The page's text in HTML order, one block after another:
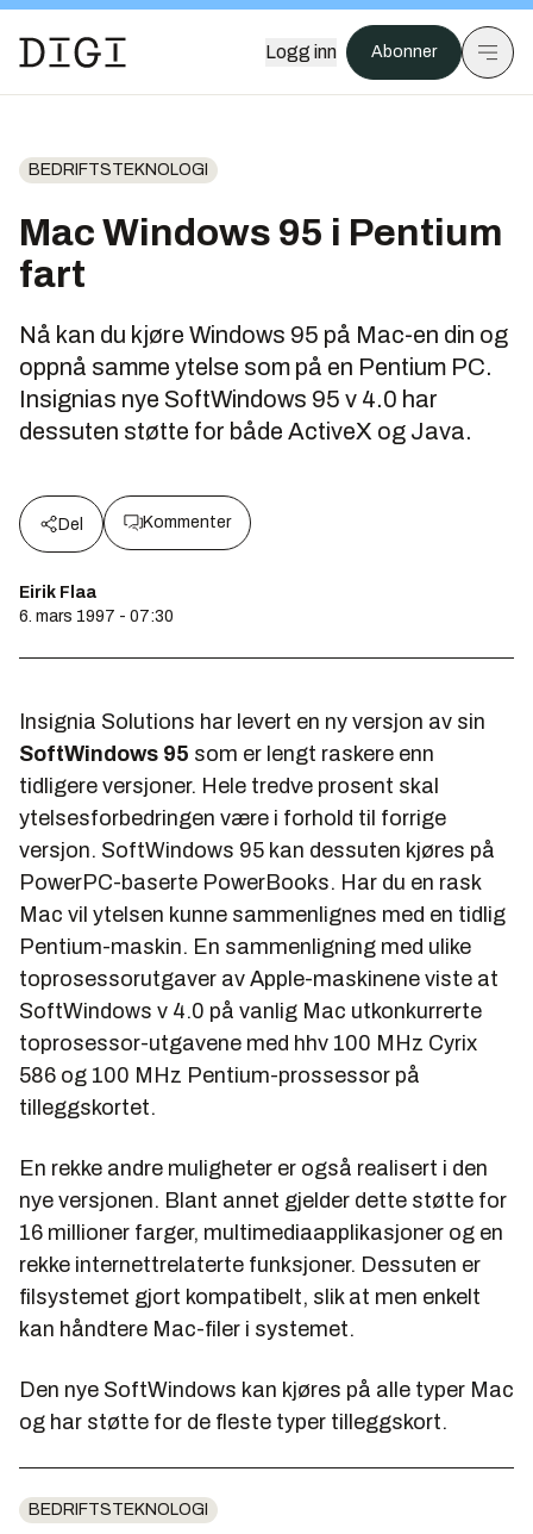
Logg inn Abonner
BEDRIFTSTEKNOLOGI
Mac Windows 95 i Pentium
fart
Nå kan du kjøre Windows 95 på Mac-en din og
oppnå samme ytelse som på en Pentium PC.
Insignias nye SoftWindows 95 v 4.0 har
dessuten støtte for både ActiveX og Java.
Del Kommenter
Eirik Flaa
6. mars 1997 - 07:30
Insignia Solutions har levert en ny versjon av sin
SoftWindows 95 som er lengt raskere enn
tidligere versjoner. Hele tredve prosent skal
ytelsesforbedringen være i forhold til forrige
versjon. SoftWindows 95 kan dessuten kjøres på
PowerPC-baserte PowerBooks. Har du en rask
Mac vil ytelsen kunne sammenlignes med en tidlig
Pentium-maskin. En sammenligning med ulike
toprosessorutgaver av Apple-maskinene viste at
SoftWindows v 4.0 på vanlig Mac utkonkurrerte
toprosessor-utgavene med hhv 100 MHz Cyrix
586 og 100 MHz Pentium-prossessor på
tilleggskortet.
En rekke andre muligheter er også realisert i den
nye versjonen. Blant annet gjelder dette støtte for
16 millioner farger, multimediaapplikasjoner og en
rekke internettrelaterte funksjoner. Dessuten er
filsystemet gjort kompatibelt, slik at men enkelt
kan håndtere Mac-filer i systemet.
Den nye SoftWindows kan kjøres på alle typer Mac
og har støtte for de fleste typer tilleggskort.
BEDRIFTSTEKNOLOGI